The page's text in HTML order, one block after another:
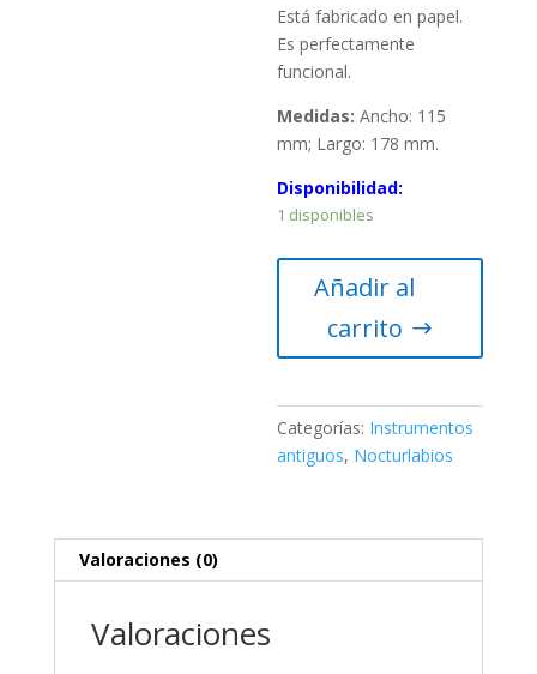
Está fabricado en papel.
Es perfectamente
funcional.
Medidas:Ancho: 115
mm; Largo: 178 mm.
Disponibilidad:
1 disponibles
papel
cantidad
Añadir al
carrito
Categorías: Instrumentos
antiguos, Nocturlabios
Valoraciones (0)
Valoraciones